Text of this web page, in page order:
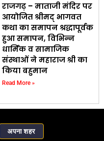
राजगढ़ – माताजी मंदिर पर
आयोजित श्रीमद् भागवत
कथा का समापन श्रद्धापूर्वक
हुआ समापन, विभिन्न
धार्मिक व सामाजिक
संस्थाओं ने महाराज श्री का
किया बहुमान
Read More »
अपना शहर